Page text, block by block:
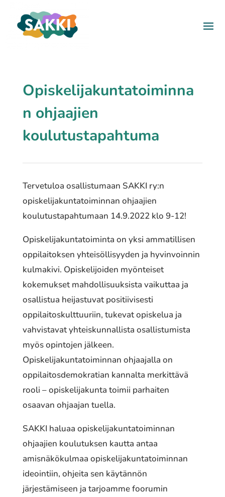
Opiskelijakuntatoiminna
n ohjaajien
koulutustapahtuma
Tervetuloa osallistumaan SAKKI ry:n
opiskelijakuntatoiminnan ohjaajien
koulutustapahtumaan 14.9.2022 klo 9-12!
Opiskelijakuntatoiminta on yksi ammatillisen
oppilaitoksen yhteisöllisyyden ja hyvinvoinnin
kulmakivi. Opiskelijoiden myönteiset
kokemukset mahdollisuuksista vaikuttaa ja
osallistua heijastuvat positiivisesti
oppilaitoskulttuuriin, tukevat opiskelua ja
vahvistavat yhteiskunnallista osallistumista
myös opintojen jälkeen.
Opiskelijakuntatoiminnan ohjaajalla on
oppilaitosdemokratian kannalta merkittävä
rooli – opiskelijakunta toimii parhaiten
osaavan ohjaajan tuella.
SAKKI haluaa opiskelijakuntatoiminnan
ohjaajien koulutuksen kautta antaa
amisnäkökulmaa opiskelijakuntatoiminnan
ideointiin, ohjeita sen käytännön
järjestämiseen ja tarjoamme foorumin